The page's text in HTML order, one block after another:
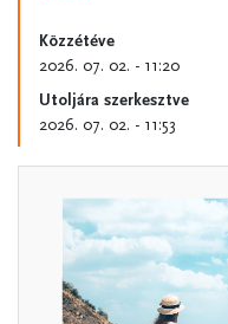
Közzétéve
2026. 07. 02. - 11:20
Utoljára szerkesztve
2026. 07. 02. - 11:53